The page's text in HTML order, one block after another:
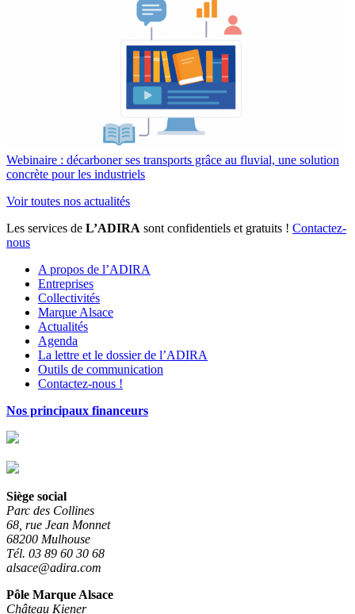
Webinaire : décarboner ses transports grâce au fluvial, une solution
concrète pour les industriels
Voir toutes nos actualités
Les services de L’ADIRA sont confidentiels et gratuits ! Contactez-
nous
A propos de l’ADIRA
Entreprises
Collectivités
Marque Alsace
Actualités
Agenda
La lettre et le dossier de l’ADIRA
Outils de communication
Contactez-nous !
Nos principaux financeurs
Siège social
Parc des Collines
68, rue Jean Monnet
68200 Mulhouse
Tél. 03 89 60 30 68
alsace@adira.com
Pôle Marque Alsace
Château Kiener